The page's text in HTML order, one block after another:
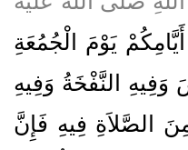
يَوْمَ الْجُمُعَةِ
النَّفْخَةُ وَفِيهِ
الصَّلاَةِ فِيهِ فَإِنَّ